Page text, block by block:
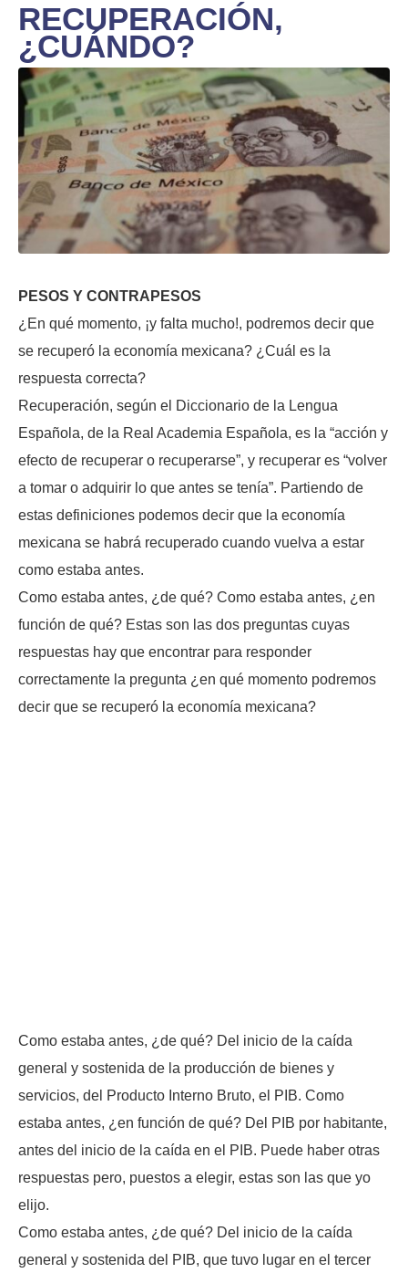
RECUPERACIÓN,
¿CUÁNDO?
PESOS Y CONTRAPESOS
¿En qué momento, ¡y falta mucho!, podremos decir que
se recuperó la economía mexicana? ¿Cuál es la
respuesta correcta?
Recuperación, según el Diccionario de la Lengua
Española, de la Real Academia Española, es la “acción y
efecto de recuperar o recuperarse”, y recuperar es “volver
a tomar o adquirir lo que antes se tenía”. Partiendo de
estas definiciones podemos decir que la economía
mexicana se habrá recuperado cuando vuelva a estar
como estaba antes.
Como estaba antes, ¿de qué? Como estaba antes, ¿en
función de qué? Estas son las dos preguntas cuyas
respuestas hay que encontrar para responder
correctamente la pregunta ¿en qué momento podremos
decir que se recuperó la economía mexicana?
Como estaba antes, ¿de qué? Del inicio de la caída
general y sostenida de la producción de bienes y
servicios, del Producto Interno Bruto, el PIB. Como
estaba antes, ¿en función de qué? Del PIB por habitante,
antes del inicio de la caída en el PIB. Puede haber otras
respuestas pero, puestos a elegir, estas son las que yo
elijo.
Como estaba antes, ¿de qué? Del inicio de la caída
general y sostenida del PIB, que tuvo lugar en el tercer